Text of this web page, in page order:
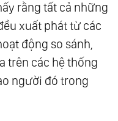
Geometry) Và
(Flower Of Life) -
Thực Tại Và Vũ
rằng tất cả những
xuất phát từ các
động so sánh,
trên các hệ thống
người đó trong